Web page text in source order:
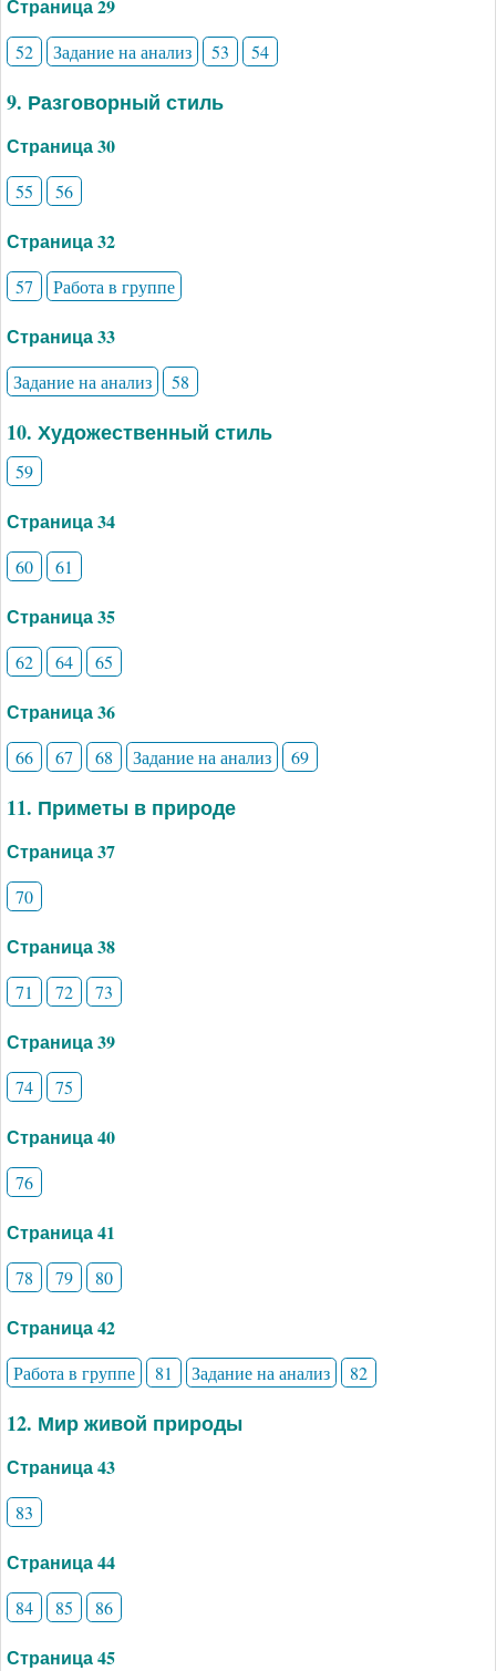
Страница 29
52 Задание на анализ 53 54
9. Разговорный стиль
Страница 30
55 56
Страница 32
57 Работа в группе
Страница 33
Задание на анализ 58
10. Художественный стиль
59
Страница 34
60 61
Страница 35
62 64 65
Страница 36
66 67 68 Задание на анализ 69
11. Приметы в природе
Страница 37
70
Страница 38
71 72 73
Страница 39
74 75
Страница 40
76
Страница 41
78 79 80
Страница 42
Работа в группе 81 Задание на анализ 82
12. Мир живой природы
Страница 43
83
Страница 44
84 85 86
Страница 45